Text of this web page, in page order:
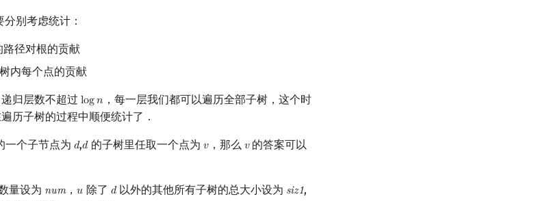
别考虑统计：
径对根的贡献
内每个点的贡献
归层数不超过 log𝑛
logn ，每一层我们都可以遍历全部子树，这个时
历子树的过程中顺便统计了．
一个子节点为𝑑
d,𝑑
d的子树里任取一个点为 𝑣
v，那么 𝑣
v的答案可以
量设为 num
num，𝑢
u 除了 𝑑
d以外的其他所有子树的总大小设为 siz1
siz1,